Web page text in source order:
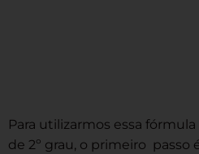
Para utilizarmos essa
de 2º grau, o primeiro passo